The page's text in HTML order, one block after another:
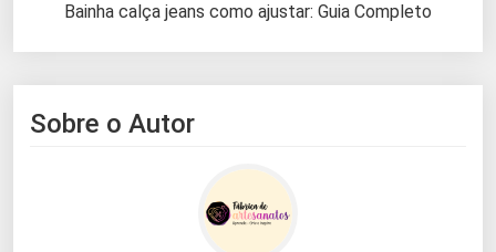
Bainha calça jeans como ajustar: Guia Completo
Sobre o Autor